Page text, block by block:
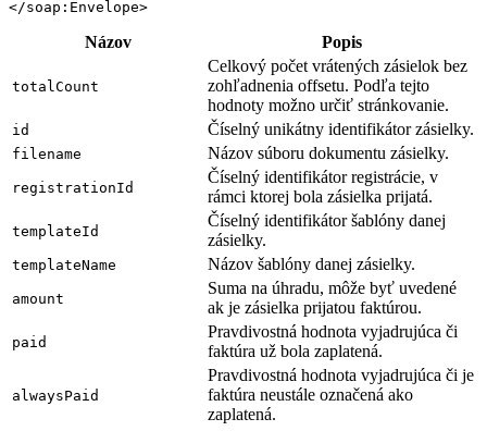
Názov Popis
totalCount
Celkový počet vrátených zásielok bez
zohľadnenia offsetu. Podľa tejto
hodnoty možno určiť stránkovanie.
id Číselný unikátny identifikátor zásielky.
filename Názov súboru dokumentu zásielky.
registrationId
Číselný identifikátor registrácie, v
rámci ktorej bola zásielka prijatá.
templateId
Číselný identifikátor šablóny danej
zásielky.
templateName Názov šablóny danej zásielky.
amount
Suma na úhradu, môže byť uvedené
ak je zásielka prijatou faktúrou.
paid
Pravdivostná hodnota vyjadrujúca či
faktúra už bola zaplatená.
alwaysPaid
Pravdivostná hodnota vyjadrujúca či je
faktúra neustále označená ako
zaplatená.